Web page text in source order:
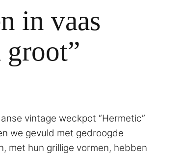
in vaas
groot”
vintage weckpot “Hermetic”
we gevuld met gedroogde
met hun grillige vormen, hebben